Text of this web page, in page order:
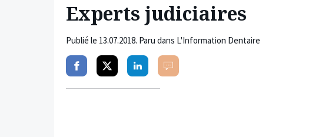
Experts judiciaires
Publié le 13.07.2018. Paru dans L'Information Dentaire
PartagerPartagerPartagerCommenter